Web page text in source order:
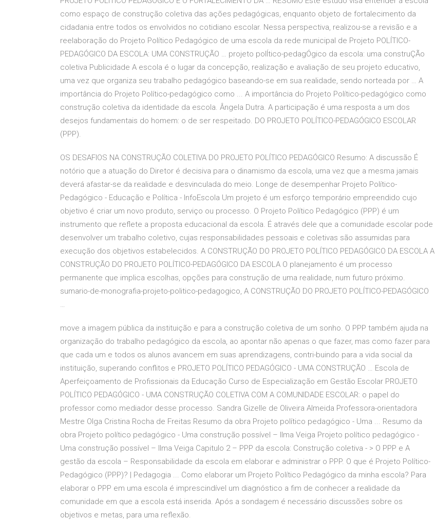
como espaço de construção coletiva das ações pedagógicas, enquanto objeto de fortalecimento da
cidadania entre todos os envolvidos no cotidiano escolar. Nessa perspectiva, realizou-se a revisão e a
reelaboração do Projeto Político Pedagógico de uma escola da rede municipal de Projeto POLÍTICO-
PEDAGÓGICO DA ESCOLA: UMA CONSTRUÇÃO … projeto polÍtico-pedagÓgico da escola: uma construÇÃo
coletiva Publicidade A escola é o lugar da concepção, realização e avaliação de seu projeto educativo,
uma vez que organiza seu trabalho pedagógico baseando-se em sua realidade, sendo norteada por … A
importância do Projeto Político-pedagógico como ... A importância do Projeto Político-pedagógico como
construção coletiva da identidade da escola. Ângela Dutra. A participação é uma resposta a um dos
desejos fundamentais do homem: o de ser respeitado. DO PROJETO POLÍTICO-PEDAGÓGICO ESCOLAR
(PPP).
OS DESAFIOS NA CONSTRUÇÃO COLETIVA DO PROJETO POLÍTICO PEDAGÓGICO Resumo: A discussão É
notório que a atuação do Diretor é decisiva para o dinamismo da escola, uma vez que a mesma jamais
deverá afastar-se da realidade e desvinculada do meio. Longe de desempenhar Projeto Político-
Pedagógico - Educação e Política - InfoEscola Um projeto é um esforço temporário empreendido cujo
objetivo é criar um novo produto, serviço ou processo. O Projeto Político Pedagógico (PPP) é um
instrumento que reflete a proposta educacional da escola. É através dele que a comunidade escolar pode
desenvolver um trabalho coletivo, cujas responsabilidades pessoais e coletivas são assumidas para
execução dos objetivos estabelecidos. A CONSTRUÇÃO DO PROJETO POLÍTICO PEDAGÓGICO DA ESCOLA A
CONSTRUÇÃO DO PROJETO POLÍTICO-PEDAGÓGICO DA ESCOLA O planejamento é um processo
permanente que implica escolhas, opções para construção de uma realidade, num futuro próximo.
sumario-de-monografia-projeto-politico-pedagogico, A CONSTRUÇÃO DO PROJETO POLÍTICO-PEDAGÓGICO
…
move a imagem pública da instituição e para a construção coletiva de um sonho. O PPP também ajuda na
organização do trabalho pedagógico da escola, ao apontar não apenas o que fazer, mas como fazer para
que cada um e todos os alunos avancem em suas aprendizagens, contri-buindo para a vida social da
instituição, superando conflitos e PROJETO POLÍTICO PEDAGÓGICO - UMA CONSTRUÇÃO … Escola de
Aperfeiçoamento de Profissionais da Educação Curso de Especialização em Gestão Escolar PROJETO
POLÍTICO PEDAGÓGICO - UMA CONSTRUÇÃO COLETIVA COM A COMUNIDADE ESCOLAR: o papel do
professor como mediador desse processo. Sandra Gizelle de Oliveira Almeida Professora-orientadora
Mestre Olga Cristina Rocha de Freitas Resumo da obra Projeto político pedagógico - Uma ... Resumo da
obra Projeto político pedagógico - Uma construção possível – Ilma Veiga Projeto político pedagógico -
Uma construção possível – Ilma Veiga Capitulo 2 – PPP da escola: Construção coletiva - > O PPP e A
gestão da escola – Responsabilidade da escola em elaborar e administrar o PPP. O que é Projeto Político-
Pedagógico (PPP)? | Pedagogia ... Como elaborar um Projeto Político Pedagógico da minha escola? Para
elaborar o PPP em uma escola é imprescindível um diagnóstico a fim de conhecer a realidade da
comunidade em que a escola está inserida. Após a sondagem é necessário discussões sobre os
objetivos e metas, para uma reflexão.